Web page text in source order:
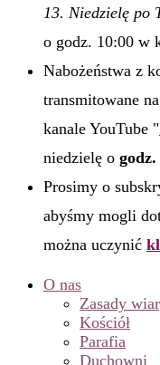
13. Niedzielę po
o godz. 10:00 w
Nabożeństwa z
transmitowane
kanale YouTube "
niedzielę o godz.
Prosimy o
abyśmy mogli
można uczynić
O nas
Zasady
Kościół
Parafia
Duchowni